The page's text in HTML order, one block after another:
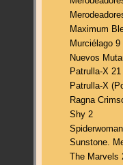
Maximum
Murciélago 9
Nuevos
Patrulla-X 21
Patrulla-X
Ragna
Shy 2
Sunstone.
The Marvels